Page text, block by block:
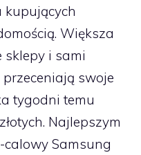
kupujących
Większa
sklepy i sami
swoje
tygodni temu
Najlepszym
calowy Samsung